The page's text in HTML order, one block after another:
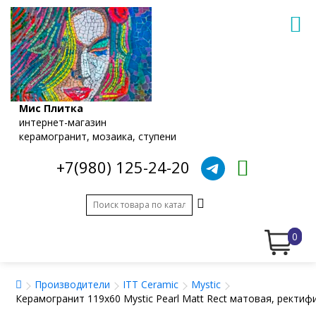
Мис Плитка
интернет-магазин
керамогранит, мозаика, ступени
+7(980) 125-24-20
0
Производители ITT Ceramic
Mystic
Керамогранит 119x60 Mystic Pearl Matt Rect матовая,